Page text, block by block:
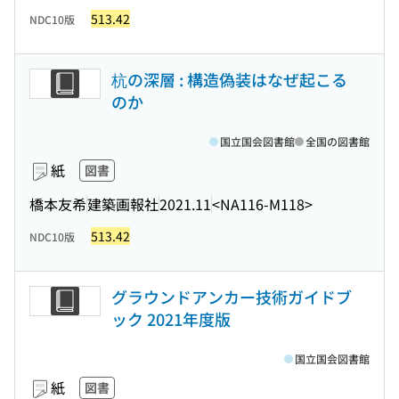
NDC10版 513.42
杭の深層 : 構造偽装はなぜ起こる
のか
紙 図書
橋本友希建築画報社2021.11<NA116-M118>
国立国会図書館 全国の図書館
NDC10版 513.42
グラウンドアンカー技術ガイドブ
ック 2021年度版
紙 図書
国立国会図書館